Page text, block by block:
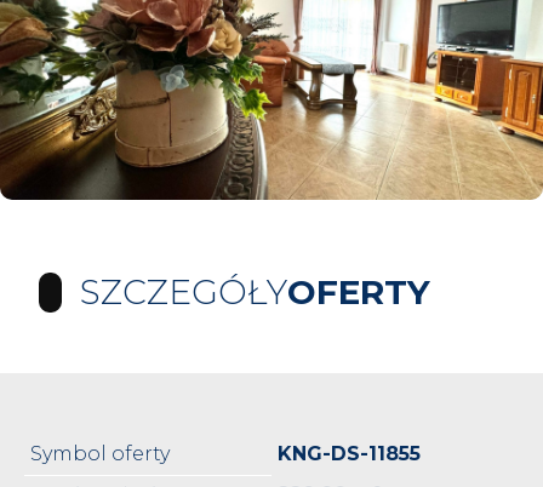
SZCZEGÓŁYOFERTY
Symbol oferty
KNG-DS-11855